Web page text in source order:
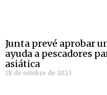
Junta prevé aprobar
ayuda a pescadores
asiática
18 de octubre de 2023